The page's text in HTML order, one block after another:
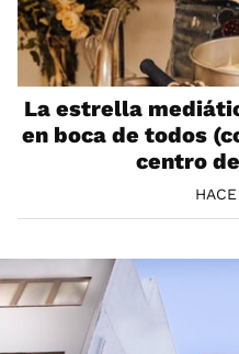
La estrella
en boca de todos
centro